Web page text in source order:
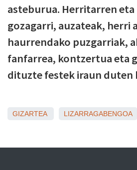
asteburua. Herritarren
gozagarri, auzateak, herri
haurrendako puzgarriak,
fanfarrea, kontzertua eta
dituzte festek iraun duten
GIZARTEA LIZARRAGABENGOA